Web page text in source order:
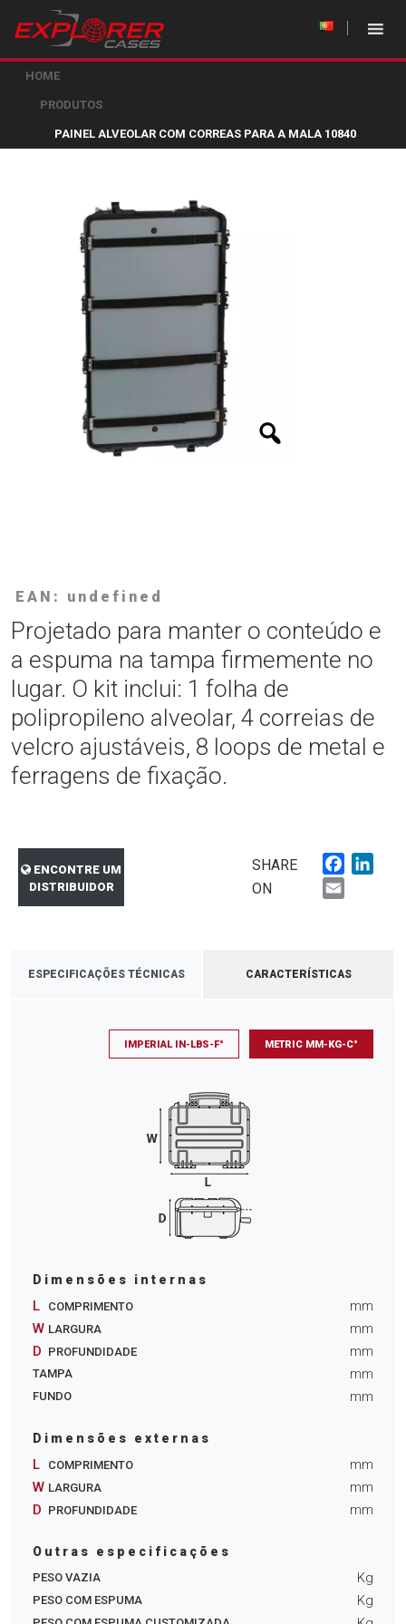
HOME
PRODUTOS
PAINEL ALVEOLAR COM CORREAS PARA A MALA 10840
EAN: undefined
Projetado para manter o conteúdo e
a espuma na tampa firmemente no
lugar. O kit inclui: 1 folha de
polipropileno alveolar, 4 correias de
velcro ajustáveis, 8 loops de metal e
ferragens de fixação.
ENCONTRE UM
DISTRIBUIDOR
SHARE
ON
ESPECIFICAÇÕES TÉCNICAS CARACTERÍSTICAS
IMPERIAL IN-LBS-F° METRIC MM-KG-C°
Dimensões internas
L COMPRIMENTO
mm
W LARGURA
mm
D PROFUNDIDADE mm
TAMPA mm
FUNDO mm
Dimensões externas
L COMPRIMENTO
mm
W LARGURA
mm
D PROFUNDIDADE mm
Outras especificações
PESO VAZIA Kg
PESO COM ESPUMA Kg